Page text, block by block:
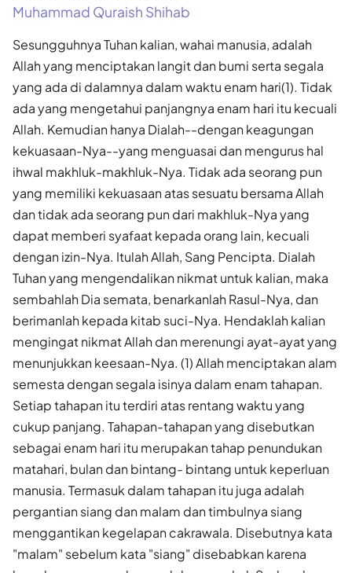
Muhammad Quraish Shihab
Sesungguhnya Tuhan kalian, wahai manusia, adalah
Allah yang menciptakan langit dan bumi serta segala
yang ada di dalamnya dalam waktu enam hari(1). Tidak
ada yang mengetahui panjangnya enam hari itu kecuali
Allah. Kemudian hanya Dialah--dengan keagungan
kekuasaan-Nya--yang menguasai dan mengurus hal
ihwal makhluk-makhluk-Nya. Tidak ada seorang pun
yang memiliki kekuasaan atas sesuatu bersama Allah
dan tidak ada seorang pun dari makhluk-Nya yang
dapat memberi syafaat kepada orang lain, kecuali
dengan izin-Nya. Itulah Allah, Sang Pencipta. Dialah
Tuhan yang mengendalikan nikmat untuk kalian, maka
sembahlah Dia semata, benarkanlah Rasul-Nya, dan
berimanlah kepada kitab suci-Nya. Hendaklah kalian
mengingat nikmat Allah dan merenungi ayat-ayat yang
menunjukkan keesaan-Nya. (1) Allah menciptakan alam
semesta dengan segala isinya dalam enam tahapan.
Setiap tahapan itu terdiri atas rentang waktu yang
cukup panjang. Tahapan-tahapan yang disebutkan
sebagai enam hari itu merupakan tahap penundukan
matahari, bulan dan bintang- bintang untuk keperluan
manusia. Termasuk dalam tahapan itu juga adalah
pergantian siang dan malam dan timbulnya siang
menggantikan kegelapan cakrawala. Disebutnya kata
"malam" sebelum kata "siang" disebabkan karena